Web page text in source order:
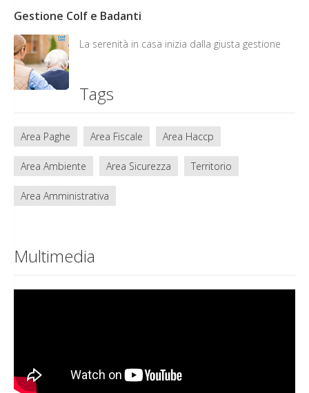
Gestione Colf e Badanti
La serenità in casa inizia dalla giusta gestione
Tags
Area Paghe Area Fiscale Area Haccp
Area Ambiente Area Sicurezza Territorio
Area Amministrativa
Multimedia